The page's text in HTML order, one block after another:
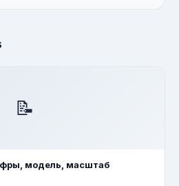
📝
модель, масштаб